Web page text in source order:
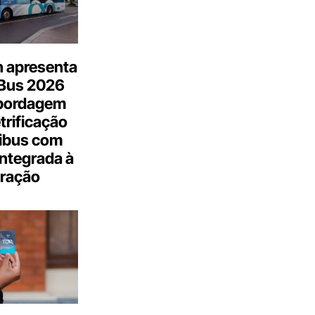
apresenta
2026
com
à